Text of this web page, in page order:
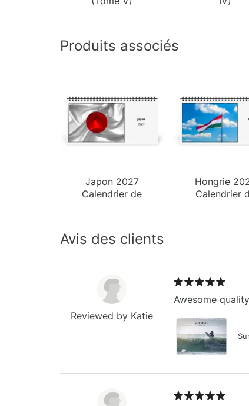
Produits associés
Japon 2027
Calendrier de
Hongrie
Calendrier
Avis des clients
Reviewed by Katie
Awesome